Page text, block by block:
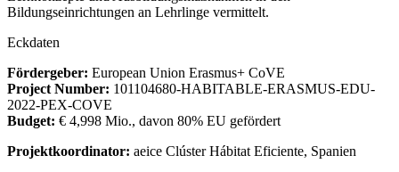
Bildungseinrichtungen an Lehrlinge vermittelt.
Eckdaten
Fördergeber: European Union Erasmus+ CoVE
Project Number: 101104680-HABITABLE-ERASMUS-EDU-
2022-PEX-COVE
Budget: € 4,998 Mio., davon 80% EU gefördert
Projektkoordinator: aeice Clúster Hábitat Eficiente, Spanien